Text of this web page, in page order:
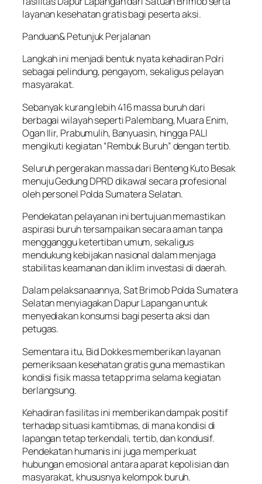
layanan kesehatan gratis bagi peserta aksi.
Panduan& Petunjuk Perjalanan
Langkah ini menjadi bentuk nyata kehadiran Polri
sebagai pelindung, pengayom, sekaligus pelayan
masyarakat.
Sebanyak kurang lebih 416 massa buruh dari
berbagai wilayah seperti Palembang, Muara Enim,
Ogan Ilir, Prabumulih, Banyuasin, hingga PALI
mengikuti kegiatan “Rembuk Buruh” dengan tertib.
Seluruh pergerakan massa dari Benteng Kuto Besak
menuju Gedung DPRD dikawal secara profesional
oleh personel Polda Sumatera Selatan.
Pendekatan pelayanan ini bertujuan memastikan
aspirasi buruh tersampaikan secara aman tanpa
mengganggu ketertiban umum, sekaligus
mendukung kebijakan nasional dalam menjaga
stabilitas keamanan dan iklim investasi di daerah.
Dalam pelaksanaannya, Sat Brimob Polda Sumatera
Selatan menyiagakan Dapur Lapangan untuk
menyediakan konsumsi bagi peserta aksi dan
petugas.
Sementara itu, Bid Dokkes memberikan layanan
pemeriksaan kesehatan gratis guna memastikan
kondisi fisik massa tetap prima selama kegiatan
berlangsung.
Kehadiran fasilitas ini memberikan dampak positif
terhadap situasi kamtibmas, di mana kondisi di
lapangan tetap terkendali, tertib, dan kondusif.
Pendekatan humanis ini juga memperkuat
hubungan emosional antara aparat kepolisian dan
masyarakat, khususnya kelompok buruh.